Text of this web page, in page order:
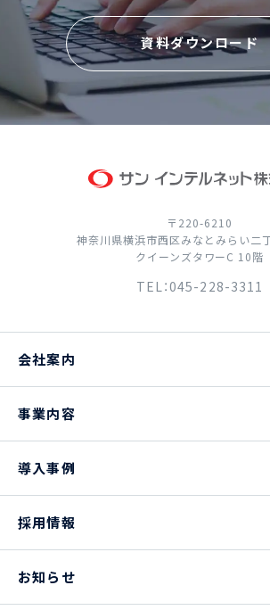
資料ダウンロード
資料ダウンロード
〒220-6210
神奈川県横浜市西区みなとみらい二
クイーンズタワーC 10階
TEL：045-228-3311
会社案内
事業内容
導入事例
採用情報
お知らせ